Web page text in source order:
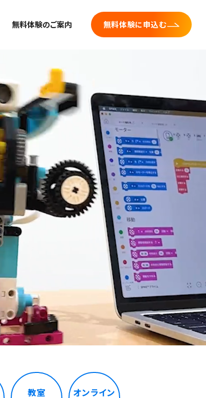
無料体験のご案内 無料体験に申込む
教室
オンライン